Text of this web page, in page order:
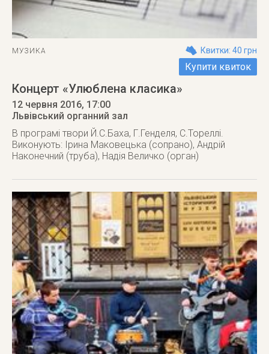
МУЗИКА Квитки: 40 грн
Купити квиток
Концерт «Улюблена класика»
12 червня 2016, 17:00
Львівський органний зал
В програмі твори Й.С.Баха, Г.Генделя, С.Тореллі.
Виконують: Ірина Маковецька (сопрано), Андрій
Наконечний (труба), Надія Величко (орган)